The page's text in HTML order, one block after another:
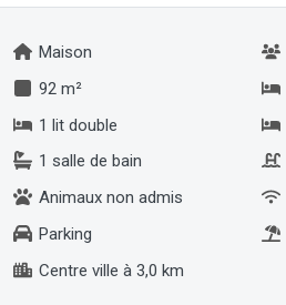
Maison
92 m²
1 lit double
1 salle de bain
Animaux non admis
Parking
Centre ville à 3,0 km